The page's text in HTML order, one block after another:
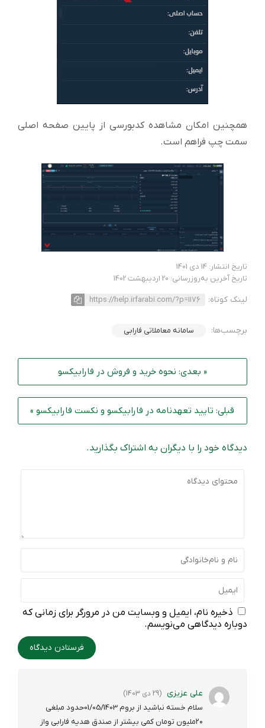
همچنین امکان مشاهده کدبورسی از پایین صفحه اصلی
سمت چپ فراهم است.
تاریخ انتشار: 14 دی 1401
تاریخ آخرین به‌روزرسانی: 20 اردیبهشت 1402
لینک کوتاه: https://help.irfarabi.com/?p=1176
برچسب‌ها: سامانه معاملاتی فارابی
« بعدی: نحوه خرید و فروش در فارابیکسو
قبلی: تایید تعهدنامه در فارابیکسو و نکست فارابیکسو »
دیدگاه خود را با دیگران به اشتراک بگذارید.
ذخیره نام، ایمیل و وبسایت من در مرورگر برای زمانی که
دوباره دیدگاهی می‌نویسم.
علی عزیزی (29 دی 1403)
سلام خسته نباشید از بروم 01/05/1403حدود مبلغی
۲۰ملیون تومان کمی بیشتر از صندق هدیه فارابی واز